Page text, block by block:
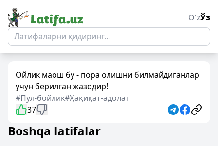
O'zЎз
Ойлик маош бу - пора олишни билмайдиганлар
учун берилган жазодир!
#Пул-бойлик#Ҳақиқат-адолат
37
Boshqa latifalar